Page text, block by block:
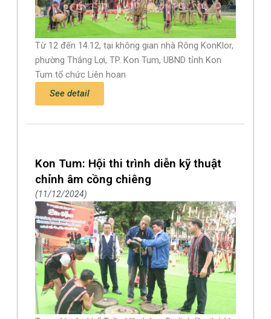
Từ 12 đến 14.12, tại không gian nhà Rông KonKlor,
phường Thắng Lợi, TP. Kon Tum, UBND tỉnh Kon
Tum tổ chức Liên hoan
See detail
Kon Tum: Hội thi trình diễn kỹ thuật
chỉnh âm cồng chiêng
11/12/2024